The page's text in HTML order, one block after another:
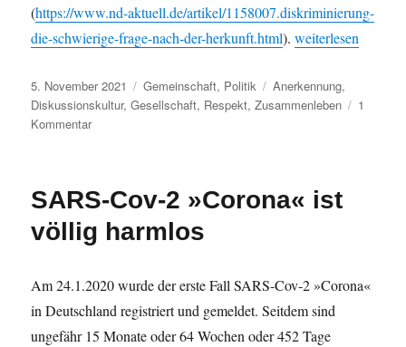
(https://www.nd-aktuell.de/artikel/1158007.diskriminierung-
die-schwierige-frage-nach-der-herkunft.html).„Der
weiterlesen
Veröffentlicht
am
5. November 2021 Kategorien
Gemeinschaft, Politik Schlagwörter
Anerkennung,
Diskussionskultur,Gesellschaft, Respekt,Zusammenleben
1
Kommentarzu
SARS-Cov-2 »Corona« ist
völlig harmlos
Am 24.1.2020 wurde der erste Fall SARS-Cov-2 »Corona«
in Deutschland registriert und gemeldet. Seitdem sind
ungefähr 15 Monate oder 64 Wochen oder 452 Tage